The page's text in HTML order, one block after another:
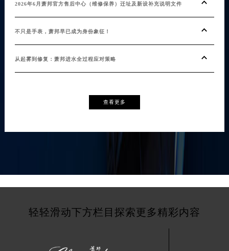
2026年6月萧邦官方售后中心（维修保养）迁址及新设补充说明文件
不只是手表，萧邦早已成为身份象征！
从起雾到修复：萧邦进水全过程应对策略
查看更多
轻轻滑动下方栏目探索更多精彩内容